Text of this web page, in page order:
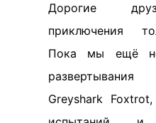
Дорогие
приключения
Пока мы ещё
Greyshark